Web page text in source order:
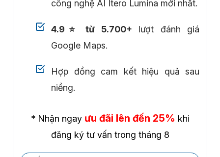
công nghệ AI Itero Lumina mới nhất.
4.9⭐ từ 5.700+ lượt đánh giá
Google Maps.
Hợp đồng cam kết hiệu quả sau
niềng.
* Nhận ngay ưu đãi lên đến 25% khi
đăng ký tư vấn trong tháng 8